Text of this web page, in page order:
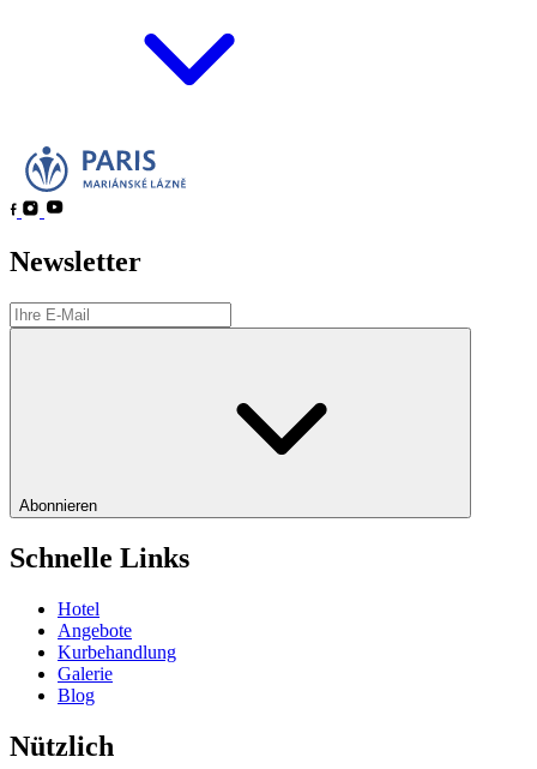
Newsletter
Abonnieren
Schnelle Links
Hotel
Angebote
Kurbehandlung
Galerie
Blog
Nützlich